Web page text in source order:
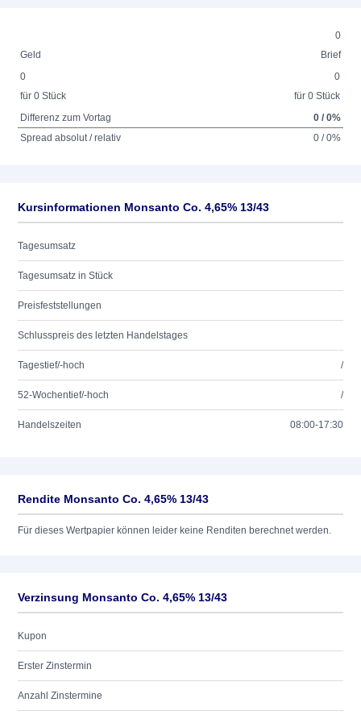
0
Geld
Brief
0
für 0 Stück
0
für 0 Stück
Differenz zum Vortag
0 / 0%
Spread absolut / relativ
0 / 0%
Kursinformationen Monsanto Co. 4,65% 13/43
Tagesumsatz
Tagesumsatz in Stück
Preisfeststellungen
Schlusspreis des letzten Handelstages
Tagestief/-hoch /
52-Wochentief/-hoch /
Handelszeiten 08:00-17:30
Rendite Monsanto Co. 4,65% 13/43
Für dieses Wertpapier können leider keine Renditen berechnet werden.
Verzinsung Monsanto Co. 4,65% 13/43
Kupon
Erster Zinstermin
Anzahl Zinstermine